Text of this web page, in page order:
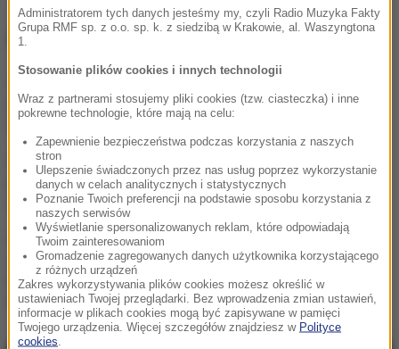
NAJWAŻNIEJSZE FAKTY
Laguną w Siechnicach. 19-
latek utonął ratując kolegę
Utrudnienia dla turystów
pod Tatrami. Kolarze
opanują Podhale
schowa się pod wodę”.
Mastalerek o wypchnięciu
Morawieckiego
Administratorem tych danych jesteśmy my, czyli Radio Muzyka Fakty
Grupa RMF sp. z o.o. sp. k. z siedzibą w Krakowie, al. Waszyngtona
1.
Stosowanie plików cookies i innych technologii
Wraz z partnerami stosujemy pliki cookies (tzw. ciasteczka) i inne
pokrewne technologie, które mają na celu:
Zapewnienie bezpieczeństwa podczas korzystania z naszych
stron
Ulepszenie świadczonych przez nas usług poprzez wykorzystanie
danych w celach analitycznych i statystycznych
Poznanie Twoich preferencji na podstawie sposobu korzystania z
naszych serwisów
Wyświetlanie spersonalizowanych reklam, które odpowiadają
Twoim zainteresowaniom
Gromadzenie zagregowanych danych użytkownika korzystającego
z różnych urządzeń
Zakres wykorzystywania plików cookies możesz określić w
ustawieniach Twojej przeglądarki. Bez wprowadzenia zmian ustawień,
informacje w plikach cookies mogą być zapisywane w pamięci
Twojego urządzenia. Więcej szczegółów znajdziesz w Polityce
cookies